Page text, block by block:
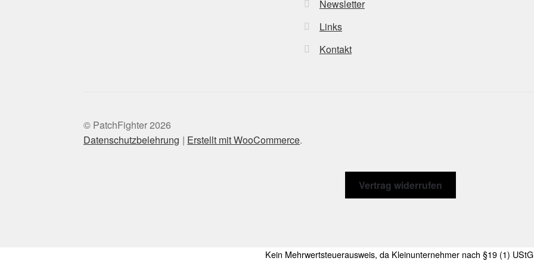
Newsletter
Links
Kontakt
© PatchFighter 2026
Datenschutzbelehrung
Erstellt mit WooCommerce.
Vertrag widerrufen
Kein Mehrwertsteuerausweis, da Kleinunternehmer nach §19 (1)